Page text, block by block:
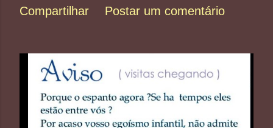
Compartilhar
Postar um comentário